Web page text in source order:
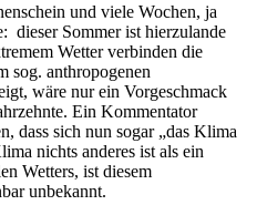
und viele Wochen, ja
dieser Sommer ist hierzulande
Wetter verbinden die
sog. anthropogenen
wäre nur ein Vorgeschmack
Ein Kommentator
dass sich nun sogar „das Klima
nichts anderes ist als ein
Wetters, ist diesem
unbekannt.